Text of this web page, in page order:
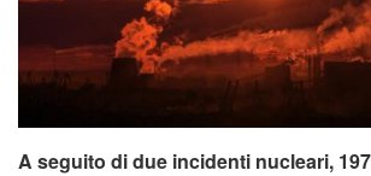
A seguito di due incidenti nucleari,